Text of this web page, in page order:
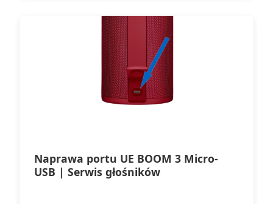
Naprawa portu UE BOOM 3 Micro-
USB | Serwis głośników